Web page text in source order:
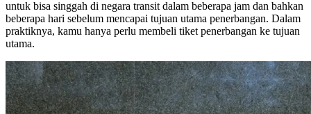
untuk bisa singgah di negara transit dalam beberapa jam dan bahkan
beberapa hari sebelum mencapai tujuan utama penerbangan. Dalam
praktiknya, kamu hanya perlu membeli tiket penerbangan ke tujuan
utama.